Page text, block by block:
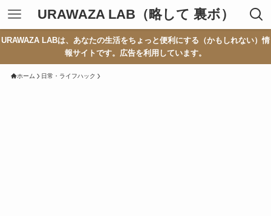
URAWAZA LAB（略して 裏ボ）
URAWAZA LABは、あなたの生活をちょっと便利にする（かもしれない）情
報サイトです。広告を利用しています。
ホーム 日常・ライフハック